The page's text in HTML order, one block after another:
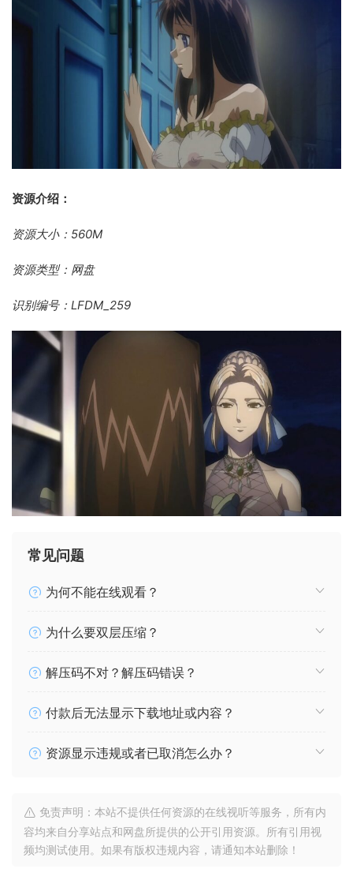
资源介绍：
资源大小：560M
资源类型：网盘
识别编号：LFDM_259
常见问题
为何不能在线观看？
为什么要双层压缩？
解压码不对？解压码错误？
付款后无法显示下载地址或内容？
资源显示违规或者已取消怎么办？
免责声明：本站不提供任何资源的在线视听等服务，所有内
容均来自分享站点和网盘所提供的公开引用资源。所有引用视
频均测试使用。如果有版权违规内容，请通知本站删除！